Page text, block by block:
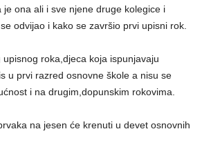
je ona ali i sve njene druge kolegice i
odvijao i kako se završio prvi upisni rok.
roka,djeca koja ispunjavaju
u prvi razred osnovne škole a nisu se
i na drugim,dopunskim rokovima.
na jesen će krenuti u devet osnovnih